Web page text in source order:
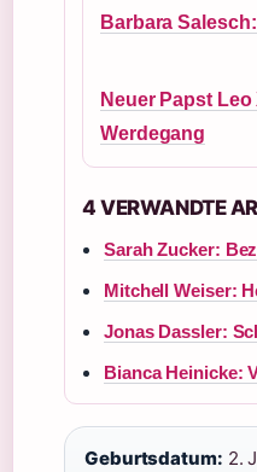
Barbara
Neuer Papst
Werdegang
4 VERWANDTE
Sarah Zucker:
Mitchell Weiser:
Jonas Dassler:
Bianca Heinicke:
Geburtsdatum: 2.